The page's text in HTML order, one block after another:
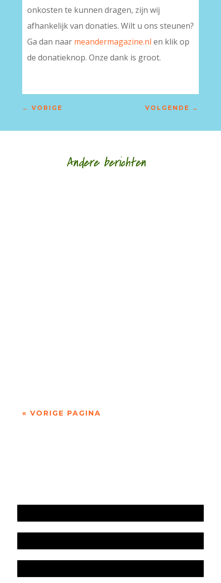
onkosten te kunnen dragen, zijn wij
afhankelijk van donaties. Wilt u ons steunen?
Ga dan naar meandermagazine.nl en klik op
de donatieknop. Onze dank is groot.
← VORIGE VOLGENDE →
Andere berichten
« VORIGE PAGINA